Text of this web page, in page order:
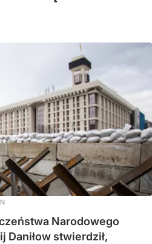
Narodowego
Daniłow stwierdził,